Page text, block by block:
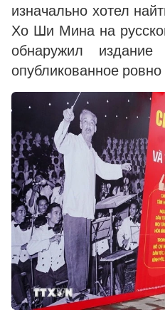
изначально хотел
Хо Ши Мина на
обнаружил
опубликованное ровно